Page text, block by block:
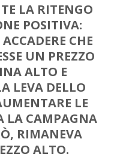
LA RITENGO
POSITIVA:
CHE
UN PREZZO
ALTO E
LEVA DELLO
LE
LA CAMPAGNA
RIMANEVA
ALTO.